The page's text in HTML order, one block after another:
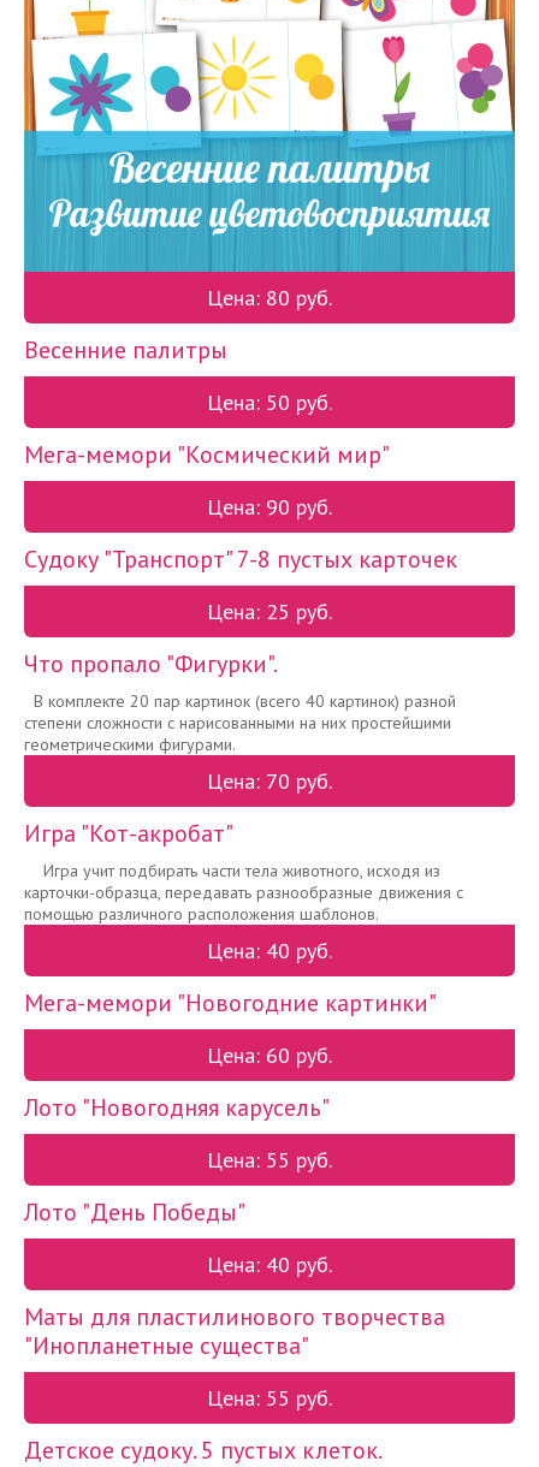
Цена: 80 руб.
Весенние палитры
Цена: 50 руб.
Мега-мемори "Космический мир"
Цена: 90 руб.
Судоку "Транспорт" 7-8 пустых карточек
Цена: 25 руб.
Что пропало "Фигурки".
В комплекте 20 пар картинок (всего 40 картинок) разной
степени сложности с нарисованными на них простейшими
геометрическими фигурами.
Цена: 70 руб.
Игра "Кот-акробат"
Игра учит подбирать части тела животного, исходя из
карточки-образца, передавать разнообразные движения с
помощью различного расположения шаблонов.
Цена: 40 руб.
Мега-мемори "Новогодние картинки"
Цена: 60 руб.
Лото "Новогодняя карусель"
Цена: 55 руб.
Лото "День Победы"
Цена: 40 руб.
Маты для пластилинового творчества
"Инопланетные существа"
Цена: 55 руб.
Детское судоку. 5 пустых клеток.